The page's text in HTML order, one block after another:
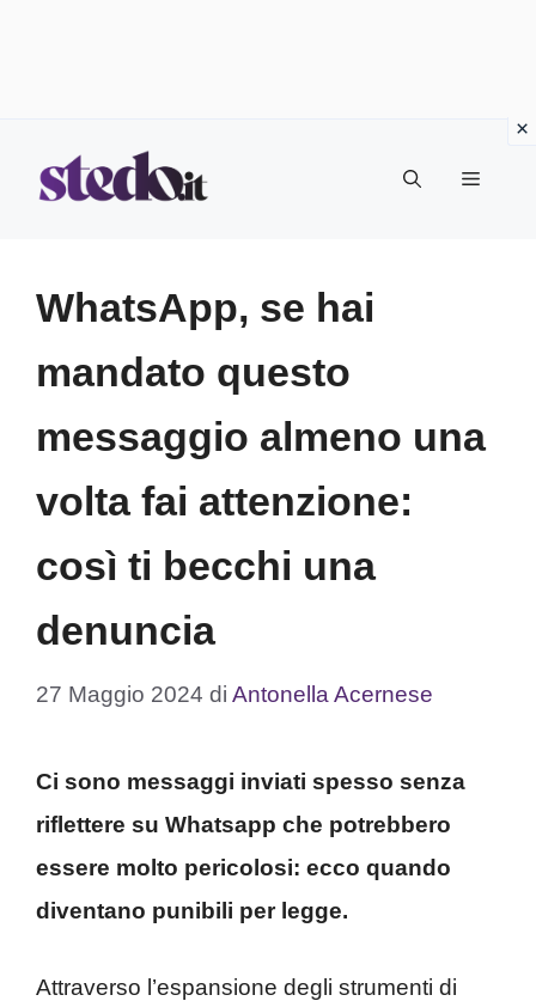
Menu
WhatsApp, se hai
mandato questo
messaggio almeno una
volta fai attenzione:
così ti becchi una
denuncia
27 Maggio 2024 di Antonella Acernese
Ci sono messaggi inviati spesso senza
riflettere su Whatsapp che potrebbero
essere molto pericolosi: ecco quando
diventano punibili per legge.
Attraverso l’espansione degli strumenti di